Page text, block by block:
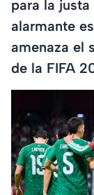
para la
alarmante
amenaza el
de la FIFA